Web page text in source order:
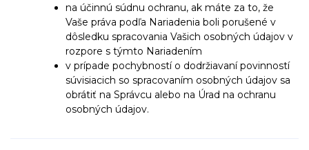
na účinnú súdnu ochranu, ak máte za to, že
Vaše práva podľa Nariadenia boli porušené v
dôsledku spracovania Vašich osobných údajov v
rozpore s týmto Nariadením
v prípade pochybností o dodržiavaní povinností
súvisiacich so spracovaním osobných údajov sa
obrátiť na Správcu alebo na Úrad na ochranu
osobných údajov.